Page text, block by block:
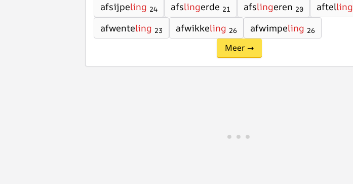
afsijpeling 24 afslingerde 21 afslingeren 20 aftelling
afwenteling 23 afwikkeling 26 afwimpeling 26
Meer →